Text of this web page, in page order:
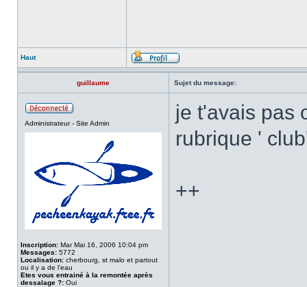
Haut
guillaume Sujet du message:
Administrateur - Site Admin
Inscription: Mar Mai 16, 2006 10:04 pm
Messages: 5772
Localisation: cherbourg, st malo et partout
ou il y a de l'eau
Etes vous entrainé à la remontée après
dessalage ?: Oui
je t'avais pas
rubrique '
++